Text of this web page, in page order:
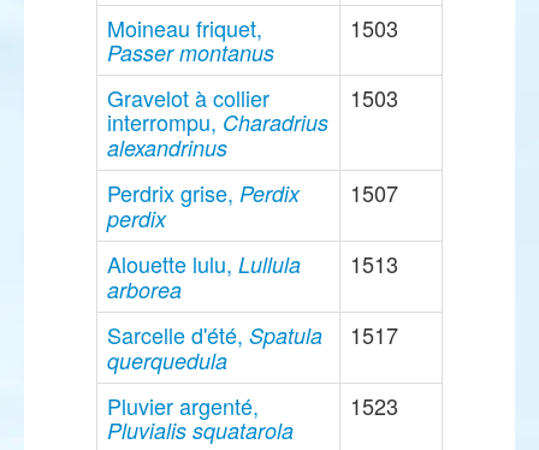
Moineau friquet,
Passer montanus
1503
Gravelot à collier
interrompu, Charadrius
alexandrinus
1503
Perdrix grise, Perdix
perdix
1507
Alouette lulu, Lullula
arborea
1513
Sarcelle d'été, Spatula
querquedula
1517
Pluvier argenté,
Pluvialis squatarola
1523